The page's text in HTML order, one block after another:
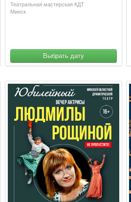
Театральная мастерская КДТ
Минск
Выбрать дату